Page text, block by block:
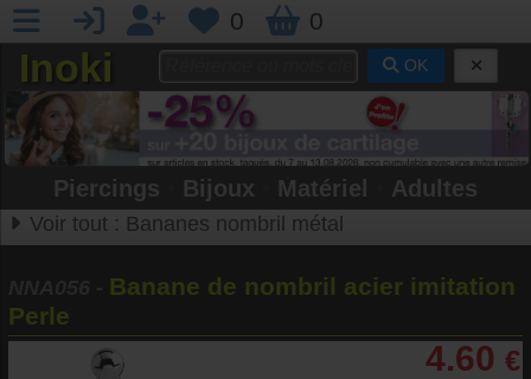
0 0
Inoki OK
Piercings Bijoux Matériel Adultes
Voir tout : Bananes nombril métal
Banane de nombril acier imitation
Perle
4.60 €